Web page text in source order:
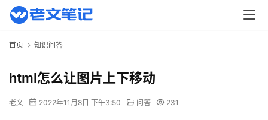
首页 知识问答
html怎么让图片上下移动
老文 2022年11月8日 下午3:50 问答 231